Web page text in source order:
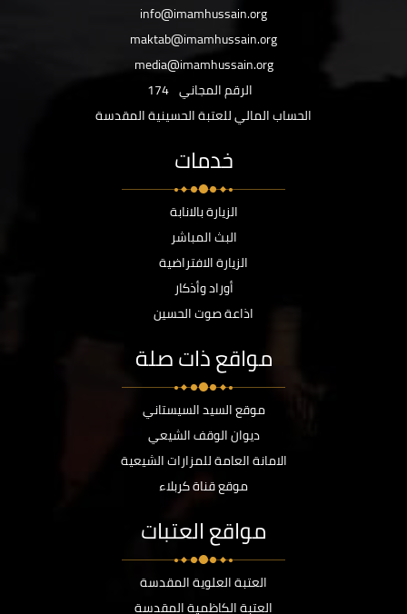
info@imamhussain.org
maktab@imamhussain.org
media@imamhussain.org
الرقم المجاني 174
الحساب المالي للعتبة الحسينية المقدسة
خدمات
الزيارة بالانابة
البث المباشر
الزيارة الافتراضية
أوراد وأذكار
اذاعة صوت الحسين
مواقع ذات صلة
موقع السيد السيستاني
ديوان الوقف الشيعي
الامانة العامة للمزارات الشيعية
موقع قناة كربلاء
مواقع العتبات
العتبة العلوية المقدسة
العتبة الكاظمية المقدسة